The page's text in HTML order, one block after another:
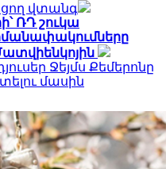
վտանգ
ՌԴ շուկա
Ջեյմս Քեմերոնը
մասին